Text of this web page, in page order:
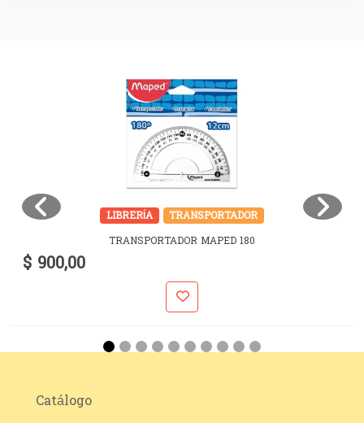
LIBRERÍA
TRANSPORTADOR
TRANSPORTADOR MAPED 180
$ 900,00
Catálogo